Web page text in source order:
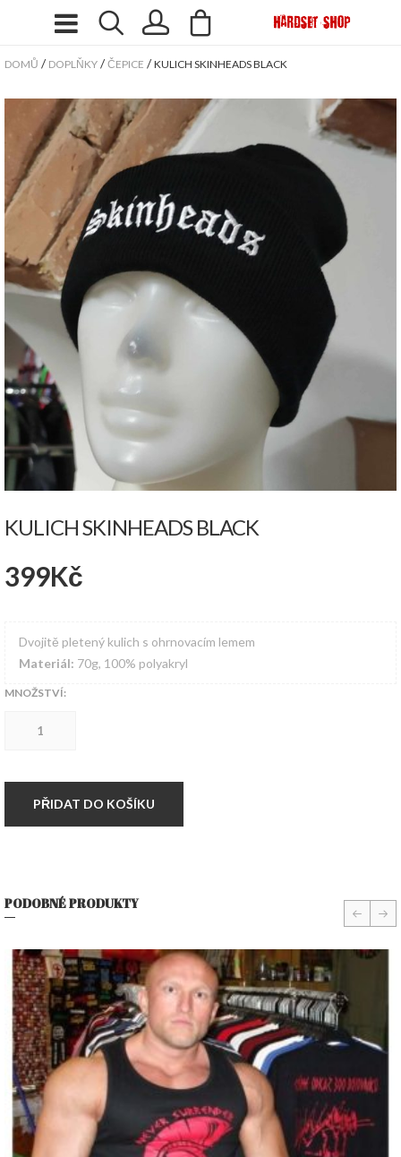
DOMŮ / DOPLŇKY /ČEPICE /KULICH SKINHEADS BLACK
KULICH SKINHEADS BLACK
399Kč
Dvojitě pletený kulich s ohrnovacím lemem
Materiál: 70g, 100% polyakryl
MNOŽSTVÍ:
SKINHEADS
PŘIDAT DO KOŠÍKU
PODOBNÉ PRODUKTY prev